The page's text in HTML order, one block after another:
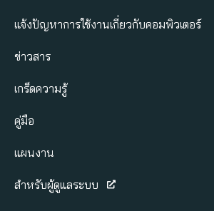
แจ้งปัญหาการใช้งานเกี่ยวกับคอมพิวเตอร์
ข่าวสาร
เกร็ดความรู้
คู่มือ
แผนงาน
สำหรับผู้ดูแลระบบ